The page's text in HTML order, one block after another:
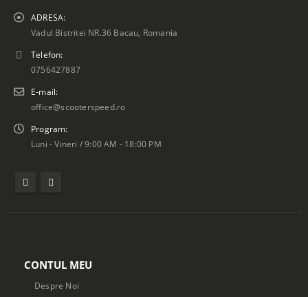
ADRESA:
Vadul Bistritei NR.36 Bacau, Romania
Telefon:
0756427887
E-mail:
office@scooterspeed.ro
Program:
Luni - Vineri / 9:00 AM - 18:00 PM
CONTUL MEU
Despre Noi